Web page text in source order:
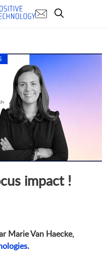
impact !
Marie Van Haecke,
.